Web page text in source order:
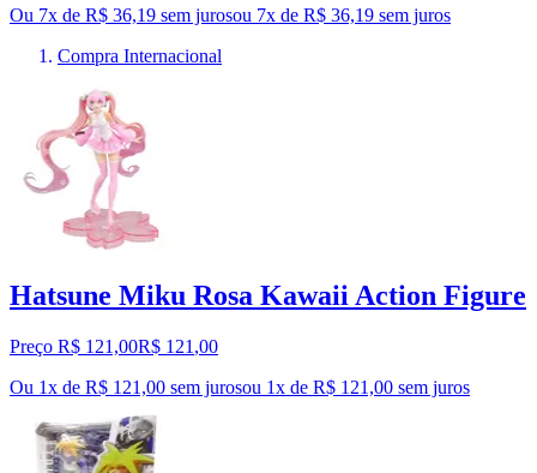
Ou 7x de R$ 36,19 sem jurosou 7x de R$ 36,19 sem juros
Compra Internacional
Hatsune Miku Rosa Kawaii Action Figure
Preço R$ 121,00R$ 121 ,00
Ou 1x de R$ 121,00 sem jurosou 1x de R$ 121,00 sem juros